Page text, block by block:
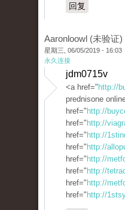
回复
Aaronloowl (未验证)
星期三, 06/05/2019 - 16:03
永久连接
jdm0715v
<a href=" http://
prednisone
href=" http://
href=" http://
href=" http://
href=" http://
href=" http://
href=" http://
href=" http://
href=" http://